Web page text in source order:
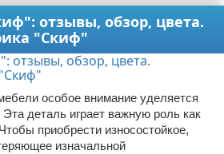
отзывы, обзор, цвета.
"Скиф"
особое внимание уделяется
деталь играет важную роль как
приобрести износостойкое,
изначальной